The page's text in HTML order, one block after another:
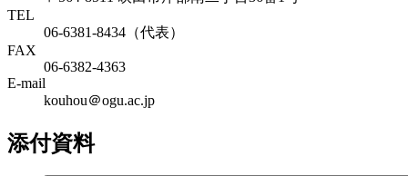
TEL
06-6381-8434（代表）
FAX
06-6382-4363
E-mail
kouhou＠ogu.ac.jp
添付資料